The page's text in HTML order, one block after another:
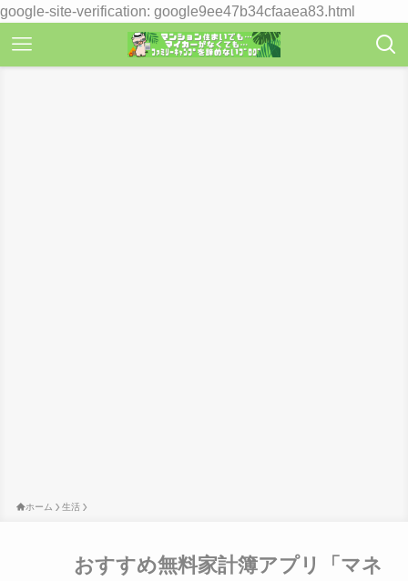
google-site-verification: google9ee47b34cfaaea83.html
ホーム 生活
おすすめ無料家計簿アプリ「マネ